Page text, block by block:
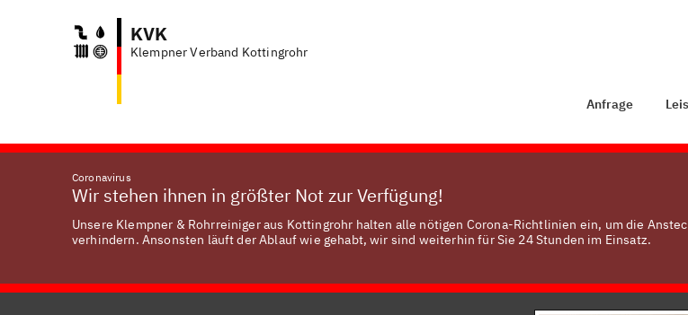
KVK
Klempner Verband Kottingrohr
Anfrage
Coronavirus
Wir stehen ihnen in größter Not zur Verfügung!
Unsere Klempner & Rohrreiniger aus Kottingrohr halten alle nötigen Corona-Richtlinien ein, um die
verhindern. Ansonsten läuft der Ablauf wie gehabt, wir sind weiterhin für Sie 24 Stunden im Einsatz.